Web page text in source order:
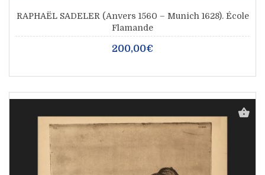
RAPHAËL SADELER (Anvers 1560 – Munich 1628). École
Flamande
200,00€